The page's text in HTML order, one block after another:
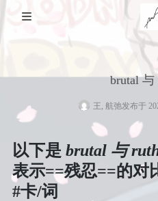
个人经历
友链
计算机
游戏
STEAM
明日方舟
体育
羽毛球
教育
brutal 与
王, 航弛发布于
以下是 brutal 与
表示==残忍==的对
#卡/词